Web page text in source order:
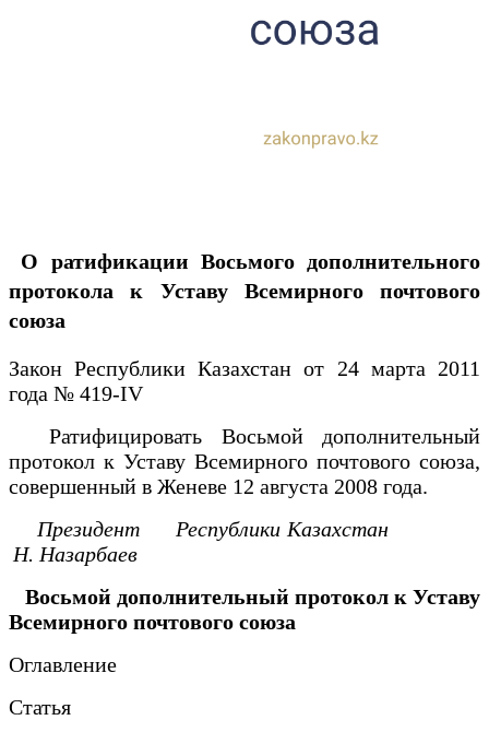
О ратификации Восьмого дополнительного
протокола к Уставу Всемирного почтового
союза
Закон Республики Казахстан от 24 марта 2011
года № 419-IV
Ратифицировать Восьмой дополнительный
протокол к Уставу Всемирного почтового союза,
совершенный в Женеве 12 августа 2008 года.
Президент
Республики Казахстан
Н. Назарбаев
Восьмой дополнительный протокол к Уставу
Всемирного почтового союза
Оглавление
Статья